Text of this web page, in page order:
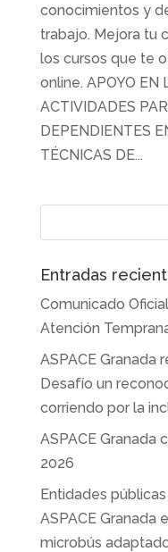
conocimientos y
trabajo. Mejora tu
los cursos que te
online. APOYO EN
ACTIVIDADES
DEPENDIENTES
TÉCNICAS DE...
Entradas
Comunicado
Atención
ASPACE Granada
Desafío un
corriendo por la
ASPACE Granada
2026
Entidades
ASPACE Granada
microbús